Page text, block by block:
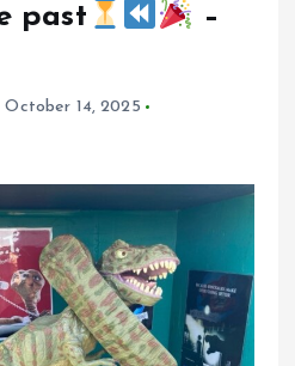
past
–
October 14, 2025